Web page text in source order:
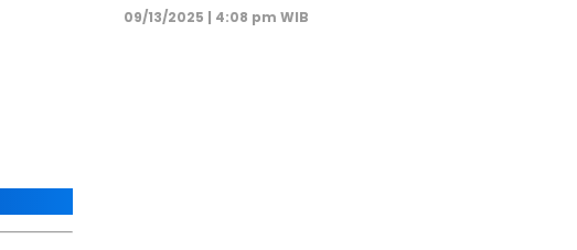
09/13/2025 | 4:08 pm WIB